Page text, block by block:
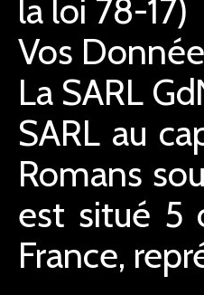
la loi 78-17)
Vos
La SARL
SARL au
Romans
est situé 5
France,